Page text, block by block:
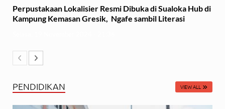
Perpustakaan Lokalisier Resmi Dibuka di Sualoka Hub di
Kampung Kemasan Gresik, Ngafe sambil Literasi
PENDIDIKAN VIEW ALL